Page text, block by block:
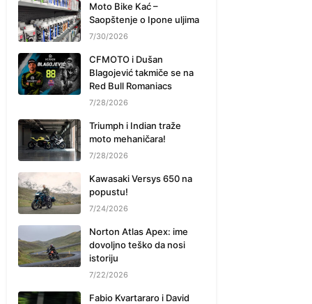
Moto Bike Kać –
Saopštenje o Ipone uljima
7/30/2026
CFMOTO i Dušan
Blagojević takmiče se na
Red Bull Romaniacs
7/28/2026
Triumph i Indian traže
moto mehaničara!
7/28/2026
Kawasaki Versys 650 na
popustu!
7/24/2026
Norton Atlas Apex: ime
dovoljno teško da nosi
istoriju
7/22/2026
Fabio Kvartararo i David